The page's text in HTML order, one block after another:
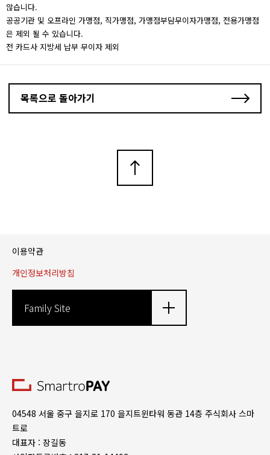
않습니다.
공공기관 및 오프라인 가맹점, 직가맹점, 가맹점부담무이자가맹점, 전용가맹점
은 제외 될 수 있습니다.
전 카드사 지방세 납부 무이자 제외
목록으로 돌아가기
이용약관
개인정보처리방침
Family Site
04548 서울 중구 을지로 170 을지트윈타워 동관 14층 주식회사 스마
트로
대표자 : 장길동